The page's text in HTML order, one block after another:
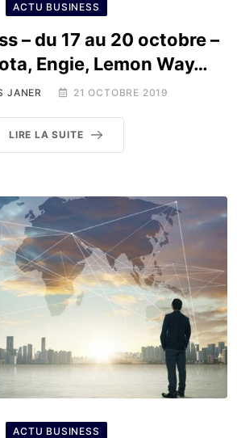
ACTU BUSINESS
– du 17 au 20 octobre –
Engie, Lemon Way…
JANER 21 OCTOBRE 2019
LIRE LA SUITE
ACTU BUSINESS